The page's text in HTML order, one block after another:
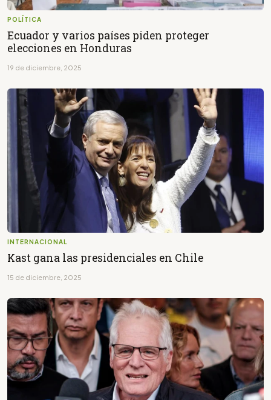
POLÍTICA
Ecuador y varios países piden proteger
elecciones en Honduras
19 de diciembre, 2025
INTERNACIONAL
Kast gana las presidenciales en Chile
15 de diciembre, 2025